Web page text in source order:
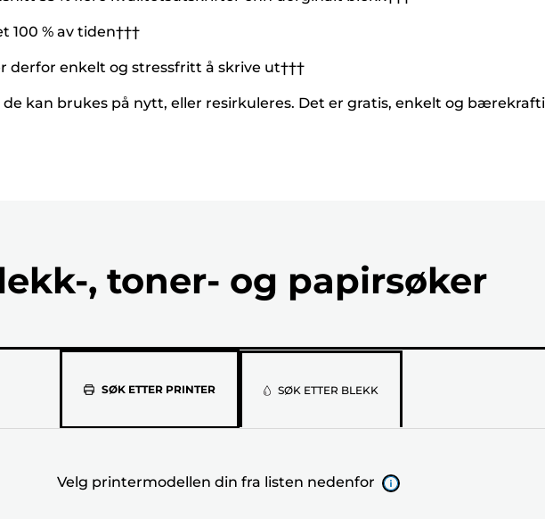
% av tiden†††
derfor enkelt og stressfritt å skrive ut†††
kan brukes på nytt, eller resirkuleres. Det er gratis, enkelt og
, toner- og papirsøker
SØK ETTER PRINTER
Velg
printermodellen
din
SØK ETTER BLEKK
Velg printermodellen din fra listen nedenfor